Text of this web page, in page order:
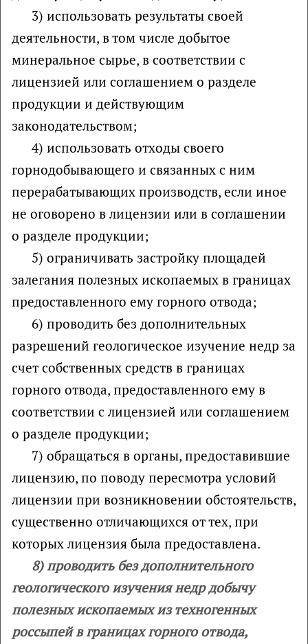
3) использовать результаты своей
деятельности, в том числе добытое
минеральное сырье, в соответствии с
лицензией или соглашением о разделе
продукции и действующим
законодательством;
4) использовать отходы своего
горнодобывающего и связанных с ним
перерабатывающих производств, если иное
не оговорено в лицензии или в соглашении
о разделе продукции;
5) ограничивать застройку площадей
залегания полезных ископаемых в границах
предоставленного ему горного отвода;
6) проводить без дополнительных
разрешений геологическое изучение недр за
счет собственных средств в границах
горного отвода, предоставленного ему в
соответствии с лицензией или соглашением
о разделе продукции;
7) обращаться в органы, предоставившие
лицензию, по поводу пересмотра условий
лицензии при возникновении обстоятельств,
существенно отличающихся от тех, при
которых лицензия была предоставлена.
8) проводить без дополнительного
геологического изучения недр добычу
полезных ископаемых из техногенных
россыпей в границах горного отвода,